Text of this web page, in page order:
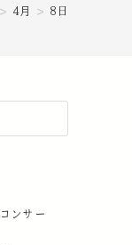
> 4月 > 8日
ンサー